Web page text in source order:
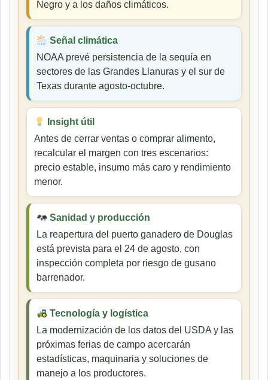
Negro y a los daños climáticos.
Señal climática
NOAA prevé persistencia de la sequía en
sectores de las Grandes Llanuras y el sur de
Texas durante agosto-octubre.
Insight útil
Antes de cerrar ventas o comprar alimento,
recalcular el margen con tres escenarios:
precio estable, insumo más caro y rendimiento
menor.
Sanidad y producción
La reapertura del puerto ganadero de Douglas
está prevista para el 24 de agosto, con
inspección completa por riesgo de gusano
barrenador.
Tecnología y logística
La modernización de los datos del USDA y las
próximas ferias de campo acercarán
estadísticas, maquinaria y soluciones de
manejo a los productores.